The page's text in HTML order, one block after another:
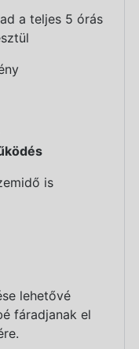
a teljes 5 órás
is
lehetővé
fáradjanak el